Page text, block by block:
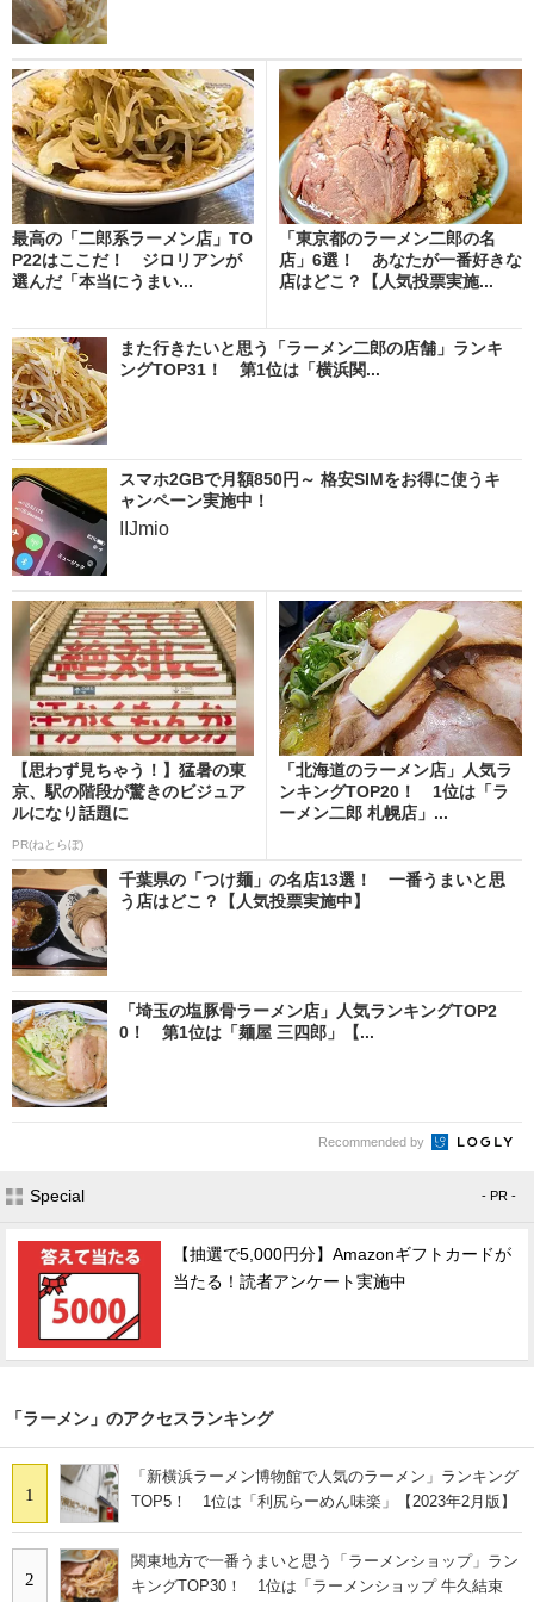
最高の「二郎系ラーメン店」TO
P22はここだ！ ジロリアンが
選んだ「本当にうまい...
「東京都のラーメン二郎の名
店」6選！ あなたが一番好きな
店はどこ？【人気投票実施...
また行きたいと思う「ラーメン二郎の店舗」ランキ
ングTOP31！ 第1位は「横浜関...
スマホ2GBで月額850円～ 格安SIMをお得に使うキ
ャンペーン実施中！
IIJmio
【思わず見ちゃう！】猛暑の東
京、駅の階段が驚きのビジュア
ルになり話題に
PR(ねとらぼ)
「北海道のラーメン店」人気ラ
ンキングTOP20！ 1位は「ラ
ーメン二郎 札幌店」...
千葉県の「つけ麺」の名店13選！ 一番うまいと思
う店はどこ？【人気投票実施中】
「埼玉の塩豚骨ラーメン店」人気ランキングTOP2
0！ 第1位は「麺屋 三四郎」【...
Recommended by
Special - PR -
【抽選で5,000円分】Amazonギフトカードが
当たる！読者アンケート実施中
「ラーメン」のアクセスランキング
1
「新横浜ラーメン博物館で人気のラーメン」ランキング
TOP5！ 1位は「利尻らーめん味楽」【2023年2月版】
2
関東地方で一番うまいと思う「ラーメンショップ」ラン
キングTOP30！ 1位は「ラーメンショップ 牛久結束